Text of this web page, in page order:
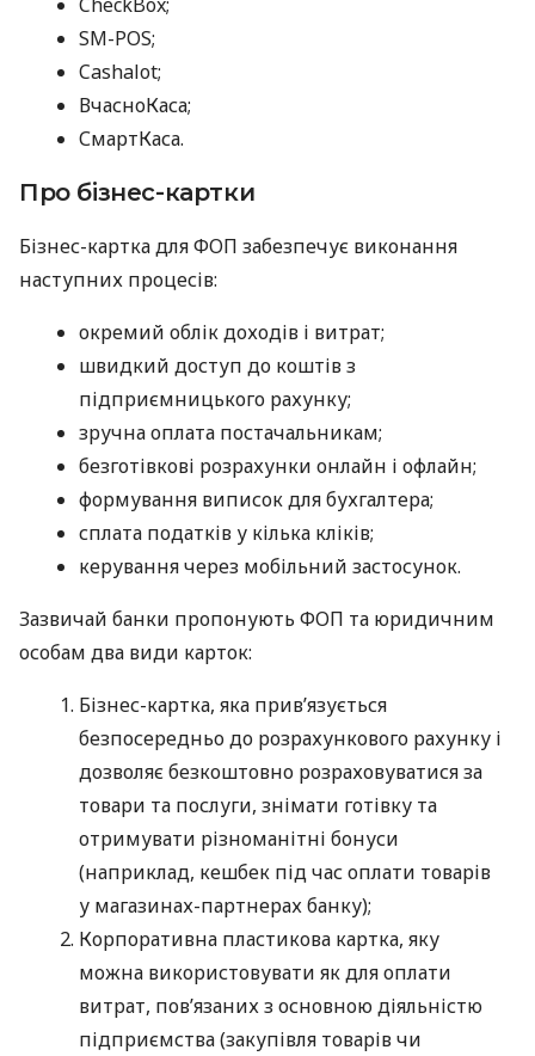
SM-POS;
Cashalot;
ВчасноКаса;
СмартКаса.
Про бізнес-картки
Бізнес-картка для ФОП забезпечує виконання
наступних процесів:
окремий облік доходів і витрат;
швидкий доступ до коштів з
підприємницького рахунку;
зручна оплата постачальникам;
безготівкові розрахунки онлайн і офлайн;
формування виписок для бухгалтера;
сплата податків у кілька кліків;
керування через мобільний застосунок.
Зазвичай банки пропонують ФОП та юридичним
особам два види карток:
Бізнес-картка, яка прив’язується
безпосередньо до розрахункового рахунку і
дозволяє безкоштовно розраховуватися за
товари та послуги, знімати готівку та
отримувати різноманітні бонуси
(наприклад, кешбек під час оплати товарів
у магазинах-партнерах банку);
Корпоративна пластикова картка, яку
можна використовувати як для оплати
витрат, пов’язаних з основною діяльністю
підприємства (закупівля товарів чи